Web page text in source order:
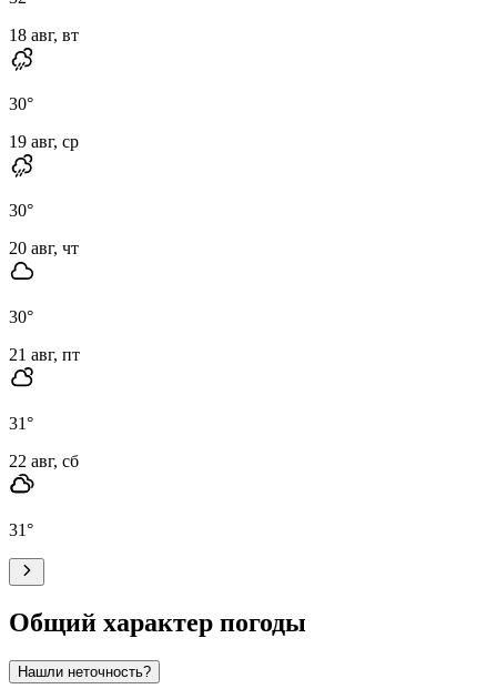
18 авг, вт
30°
19 авг, ср
30°
20 авг, чт
30°
21 авг, пт
31°
22 авг, сб
31°
Общий характер погоды
Нашли неточность?